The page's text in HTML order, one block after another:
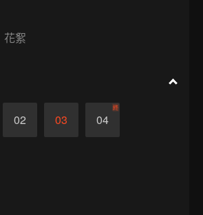
花絮
02 03 04
終